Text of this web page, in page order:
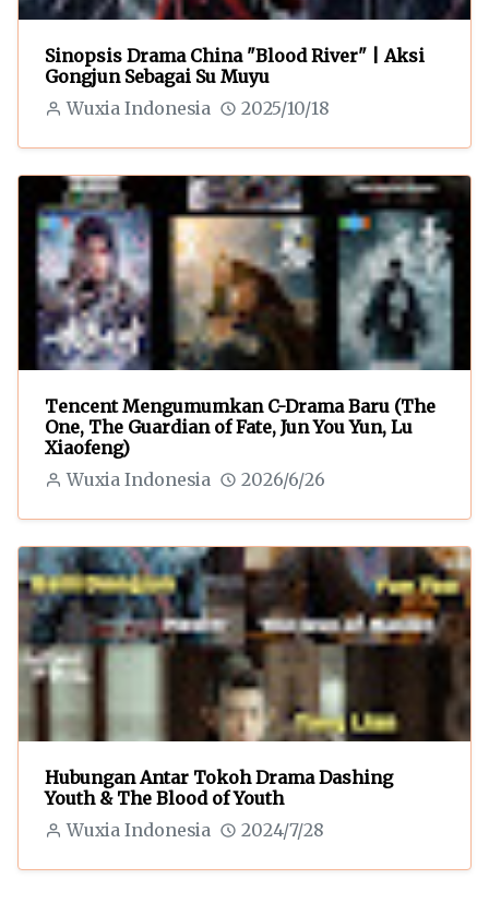
Sinopsis Drama China "Blood River" | Aksi
Gongjun Sebagai Su Muyu
Wuxia Indonesia 2025/10/18
Tencent Mengumumkan C-Drama Baru (The
One, The Guardian of Fate, Jun You Yun, Lu
Xiaofeng)
Wuxia Indonesia 2026/6/26
Hubungan Antar Tokoh Drama Dashing
Youth & The Blood of Youth
Wuxia Indonesia 2024/7/28